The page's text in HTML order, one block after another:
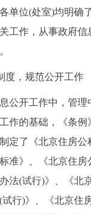
FRANÇAIS
单位(处室)均明确
工作，从事政府信
，规范公开工作
开工作中，管理
作的基础，《条例
定了《北京住房公
准》、《北京住房
法(试行)》、《北
行)》、《北京住